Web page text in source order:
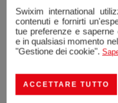
Swixim international
contenuti e fornirti
tue preferenze e
e in qualsiasi momento
"Gestione dei cookie".
ACCETTARE TUTTO